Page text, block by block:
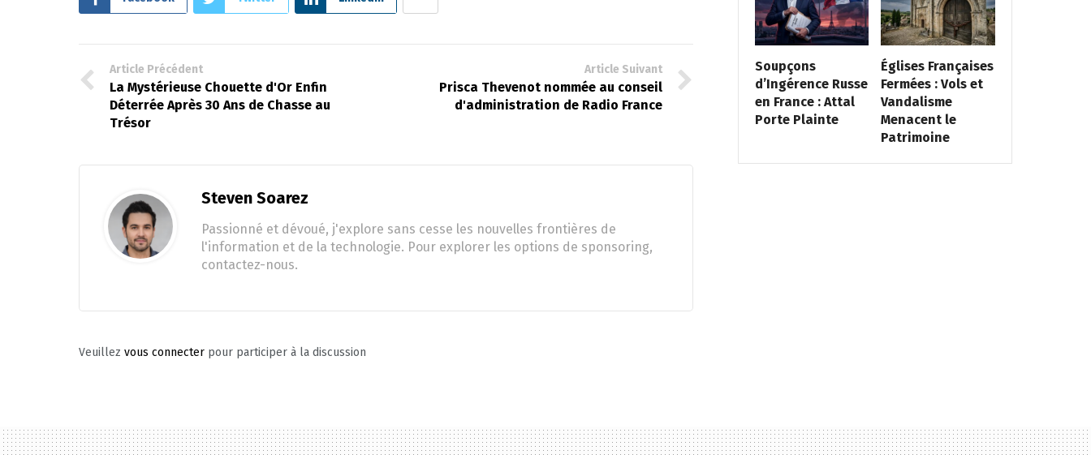
Article Précédent
La Mystérieuse Chouette d'Or Enfin
Déterrée Après 30 Ans de Chasse au
Trésor
Article Suivant
Prisca Thevenot nommée au conseil
d'administration de Radio France
Steven Soarez
Passionné et dévoué, j'explore sans cesse les nouvelles frontières de
l'information et de la technologie. Pour explorer les options de sponsoring,
contactez-nous.
Veuillez vous connecter pour participer à la discussion
Soupçons
d’Ingérence Russe
en France : Attal
Porte Plainte
Églises Françaises
Fermées : Vols et
Vandalisme
Menacent le
Patrimoine